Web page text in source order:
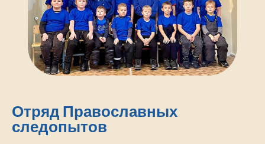
Отряд Православных
следопытов